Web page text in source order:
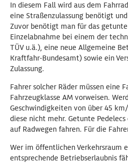
In diesem Fall wird aus dem
eine Straßenzulassung benötigt
Zuvor benötigt man für das
Einzelabnahme bei einem der
TÜV u.ä.), eine neue Allgemeine
Kraftfahr-Bundesamt) sowie ein
Zulassung.
Fahrer solcher Räder müssen eine
Fahrzeugklasse AM vorweisen.
Geschwindigkeiten von über 45
diese nicht mehr. Getunte
auf Radwegen fahren. Für die
Wer im öffentlichen Verkehrsraum
entsprechende Betriebserlaubnis